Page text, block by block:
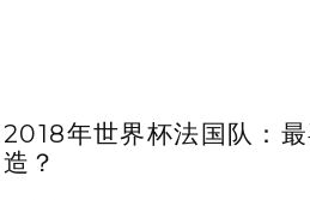
2018年世界杯法国队：
造？